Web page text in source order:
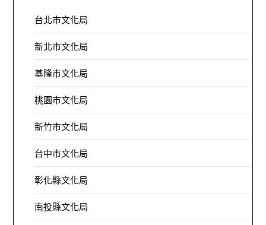
台北市文化局
新北市文化局
基隆市文化局
桃園市文化局
新竹市文化局
台中市文化局
彰化縣文化局
南投縣文化局